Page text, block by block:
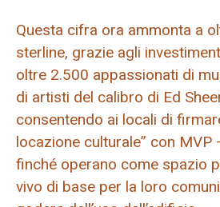
Questa cifra ora ammonta a
sterline, grazie agli
oltre 2.500 appassionati di
di artisti del calibro di Ed
consentendo ai locali di
locazione culturale” con MVP
finché operano come spazio
vivo di base per la loro